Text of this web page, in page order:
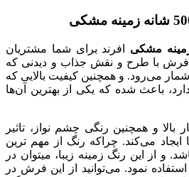
افرند برای شما مشتریان
فرش با طرح و نقش جذاب و دیدنی که
می‌رود. و همچنین کیفیت بالایی که
باعث شده که یکی از بهترین آن‌ها
بالا و همچنین رنگی چشم نواز، تاثیر
می‌کند. چراکه رنگ از مهم ترین
و از اين رنگ زمينه زيبا، ميتوان در
نمود. می‌توانید از این فرش در